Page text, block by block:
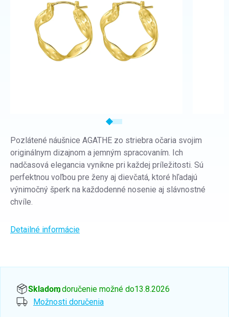
Pozlátené náušnice AGATHE zo striebra očaria svojim
originálnym dizajnom a jemným spracovaním. Ich
nadčasová elegancia vynikne pri každej príležitosti. Sú
perfektnou voľbou pre ženy aj dievčatá, ktoré hľadajú
výnimočný šperk na každodenné nosenie aj slávnostné
chvíle.
Detailné informácie
Skladom, doručenie možné do13.8.2026
Možnosti doručenia